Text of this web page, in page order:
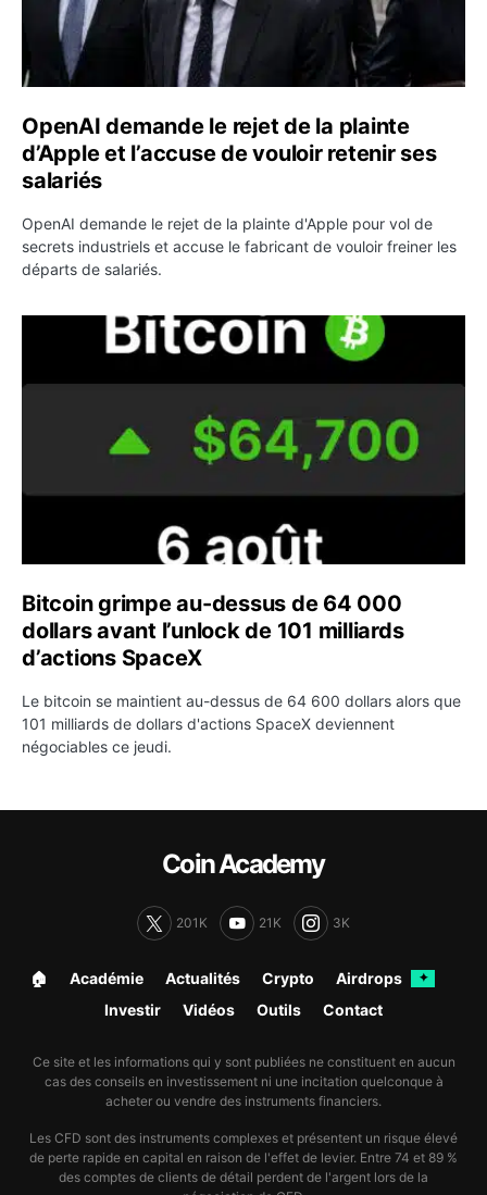
OpenAI demande le rejet de la plainte
d’Apple et l’accuse de vouloir retenir ses
salariés
OpenAI demande le rejet de la plainte d'Apple pour vol de
secrets industriels et accuse le fabricant de vouloir freiner les
départs de salariés.
Bitcoin grimpe au-dessus de 64 000 dollars avant
Bitcoin grimpe au-dessus de 64 000
dollars avant l’unlock de 101 milliards
d’actions SpaceX
Le bitcoin se maintient au-dessus de 64 600 dollars alors que
101 milliards de dollars d'actions SpaceX deviennent
négociables ce jeudi.
Coin Academy
201K 21K 3K
🏠︎ Académie Actualités Crypto Airdrops ✦
Investir Vidéos Outils Contact
Ce site et les informations qui y sont publiées ne constituent en aucun
cas des conseils en investissement ni une incitation quelconque à
acheter ou vendre des instruments financiers.
Les CFD sont des instruments complexes et présentent un risque élevé
de perte rapide en capital en raison de l'effet de levier. Entre 74 et 89 %
des comptes de clients de détail perdent de l'argent lors de la